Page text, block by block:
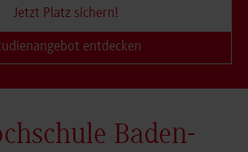
Jetzt Platz sichern!
entdecken
Baden-